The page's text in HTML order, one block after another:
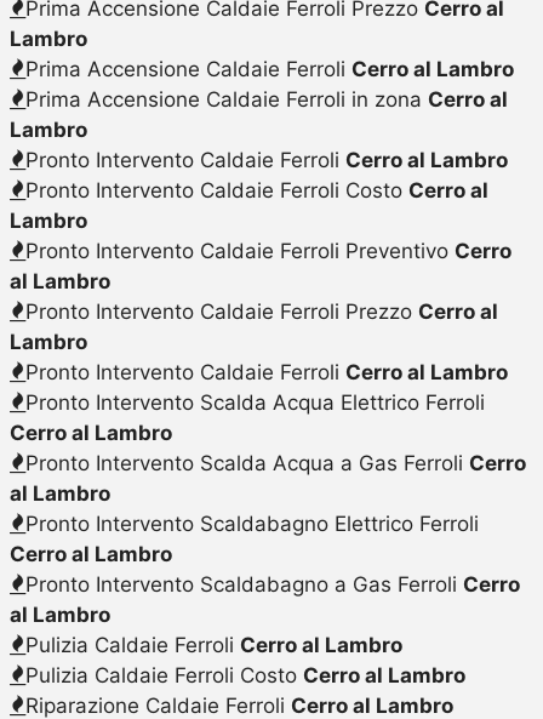
Prima Accensione Caldaie Ferroli Prezzo Cerro al
Lambro
Prima Accensione Caldaie Ferroli Cerro al Lambro
Prima Accensione Caldaie Ferroli in zona Cerro al
Lambro
Pronto Intervento Caldaie Ferroli Cerro al Lambro
Pronto Intervento Caldaie Ferroli Costo Cerro al
Lambro
Pronto Intervento Caldaie Ferroli Preventivo Cerro
al Lambro
Pronto Intervento Caldaie Ferroli Prezzo Cerro al
Lambro
Pronto Intervento Caldaie Ferroli Cerro al Lambro
Pronto Intervento Scalda Acqua Elettrico Ferroli
Cerro al Lambro
Pronto Intervento Scalda Acqua a Gas Ferroli Cerro
al Lambro
Pronto Intervento Scaldabagno Elettrico Ferroli
Cerro al Lambro
Pronto Intervento Scaldabagno a Gas Ferroli Cerro
al Lambro
Pulizia Caldaie Ferroli Cerro al Lambro
Pulizia Caldaie Ferroli Costo Cerro al Lambro
Riparazione Caldaie Ferroli Cerro al Lambro